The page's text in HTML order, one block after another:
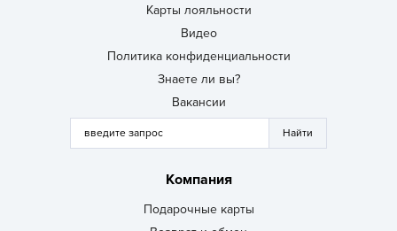
Карты лояльности
Видео
Политика конфиденциальности
Знаете ли вы?
Вакансии
Компания
Подарочные карты